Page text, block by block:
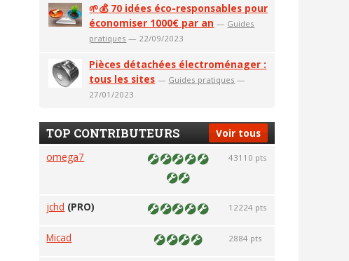
🌱💰 70 idées éco-responsables pour
économiser 1000€ par an — Guides
pratiques — 22/09/2023
Pièces détachées électroménager :
tous les sites — Guides pratiques —
27/01/2023
Voir tous
TOP CONTRIBUTEURS
omega7 43110 pts
jchd (PRO) 12224 pts
Micad 2884 pts